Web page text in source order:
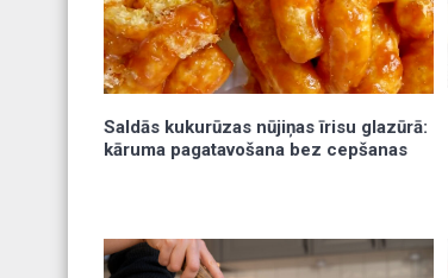
Saldās kukurūzas nūjiņas īrisu glazūrā:
kāruma pagatavošana bez cepšanas